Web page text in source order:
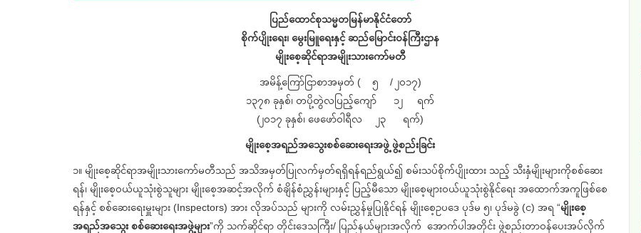
ပြည်ထောင်စုသမ္မတမြန်မာနိုင်ငံတော်
စိုက်ပျိုးရေး၊ မွေးမြူရေးနှင့် ဆည်မြောင်းဝန်ကြီးဌာန
မျိုးစေ့ဆိုင်ရာအမျိုးသားကော်မတီ
အမိန့်ကြော်ငြာစာအမှတ် ( ၅ / ၂၀၁၇)
၁၃၇၈ ခုနှစ်၊ တပို့တွဲလပြည့်ကျော် ၁၂ ရက်
(၂၀၁၇ ခုနှစ်၊ ဖေဖော်ဝါရီလ ၂၃ ရက်)
မျိုးစေ့အရည်အသွေးစစ်ဆေးရေးအဖွဲ့ ဖွဲ့စည်းခြင်း
၁။ မျိုးစေ့ဆိုင်ရာအမျိုးသားကော်မတီသည် အသိအမှတ်ပြုလက်မှတ်ရရှိရန်ရည်ရွယ်၍ စမ်းသပ်စိုက်ပျိုးထား သည့် သီးနှံမျိုးများကိုစစ်ဆေး
ရန်၊ မျိုးစေ့ဝယ်ယူသုံးစွဲသူများ မျိုးစေ့အဆင့်အလိုက် စံချိန်စံညွှန်းများနှင့် ပြည့်မီသော မျိုးစေ့များဝယ်ယူသုံးစွဲနိုင်ရေး အထောက်အကူဖြစ်စေ
ရန်နှင့် စစ်ဆေးရေးမှူးများ (Inspectors) အား လိုအပ်သည် များကို လမ်းညွှန်မှုပြုနိုင်ရန် မျိုးစေ့ဥပဒေ ပုဒ်မ ၅၊ ပုဒ်မခွဲ (င) အရ “မျိုးစေ့
အရည်အသွေး စစ်ဆေးရေးအဖွဲ့များ”ကို သက်ဆိုင်ရာ တိုင်းဒေသကြီး/ ပြည်နယ်များအလိုက် အောက်ပါအတိုင်း ဖွဲ့စည်းတာဝန်ပေးအပ်လိုက်